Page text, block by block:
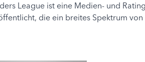
League ist eine Medien- und
die ein breites Spektrum